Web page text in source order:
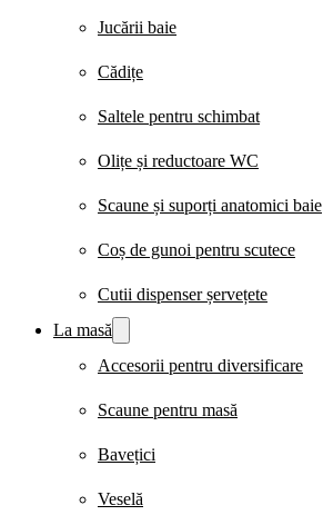
Jucării baie
Cădițe
Saltele pentru schimbat
Olițe și reductoare WC
Scaune și suporți anatomici baie
Coș de gunoi pentru scutece
Cutii dispenser șervețete
La masă
Accesorii pentru diversificare
Scaune pentru masă
Bavețici
Veselă